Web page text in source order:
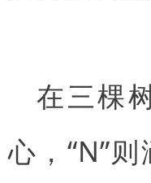
在三棵
心，“N”